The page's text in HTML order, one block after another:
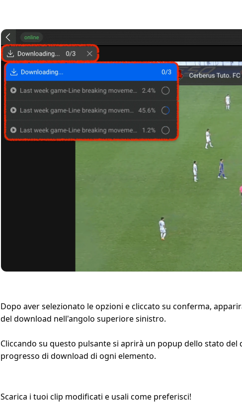
Dopo aver selezionato le opzioni e cliccato su conferma,
del download nell'angolo superiore sinistro.
Cliccando su questo pulsante si aprirà un popup dello stato
progresso di download di ogni elemento.
Scarica i tuoi clip modificati e usali come preferisci!